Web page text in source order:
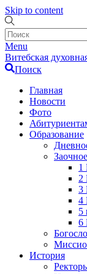
Skip to content
Menu
Витебская
Поиск
Главная
Новости
Фото
Образование
Заочное
1
2
3
4
5
6
История